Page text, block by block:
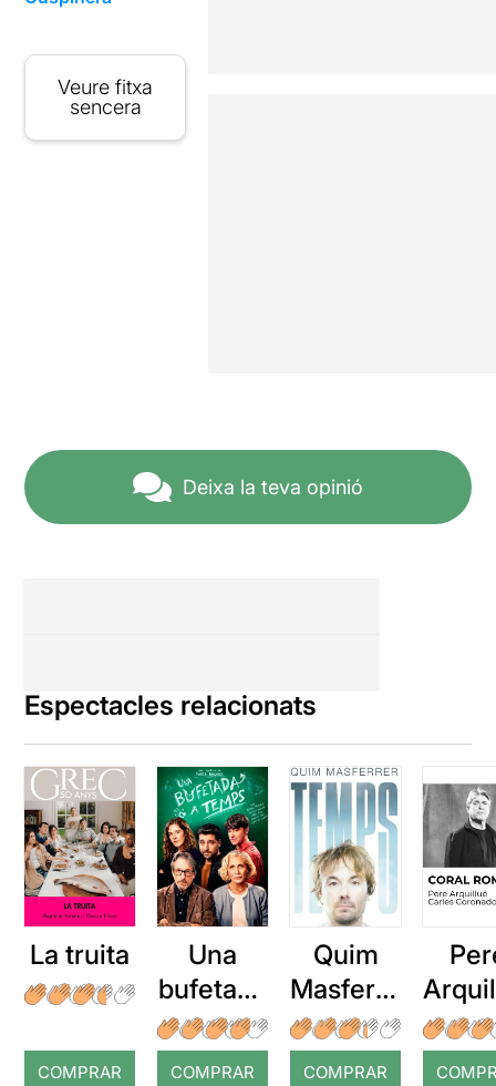
Veure fitxa
sencera
Deixa la teva opinió
Espectacles relacionats
La truita
COMPRAR
Una
bufetada
a temps
COMPRAR
Quim
Masferre
r: Temps
COMPRAR
: